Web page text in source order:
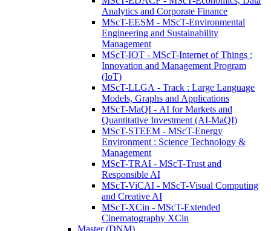
Analytics and Corporate Finance
MScT-EESM - MScT-Environmental
Engineering and Sustainability
Management
MScT-IOT - MScT-Internet of Things :
Innovation and Management Program
(IoT)
MScT-LLGA - Track : Large Language
Models, Graphs and Applications
MScT-MaQI - AI for Markets and
Quantitative Investment (AI-MaQI)
MScT-STEEM - MScT-Energy
Environment : Science Technology &
Management
MScT-TRAI - MScT-Trust and
Responsible AI
MScT-ViCAI - MScT-Visual Computing
and Creative AI
MScT-XCin - MScT-Extended
Cinematography XCin
Master (DNM)